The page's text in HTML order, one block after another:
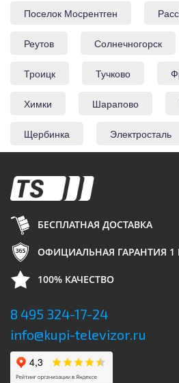
Поселок Мосрентген
Реутов Солнечногорск
Троицк Тучково
Химки Шарапово
Щербинка Электросталь
БЕСПЛАТНАЯ ДОСТАВКА
ОФИЦИАЛЬНАЯ ГАРАНТИЯ 1
100% КАЧЕСТВО
8 495 324-17-24
info@kupi-televizor.ru